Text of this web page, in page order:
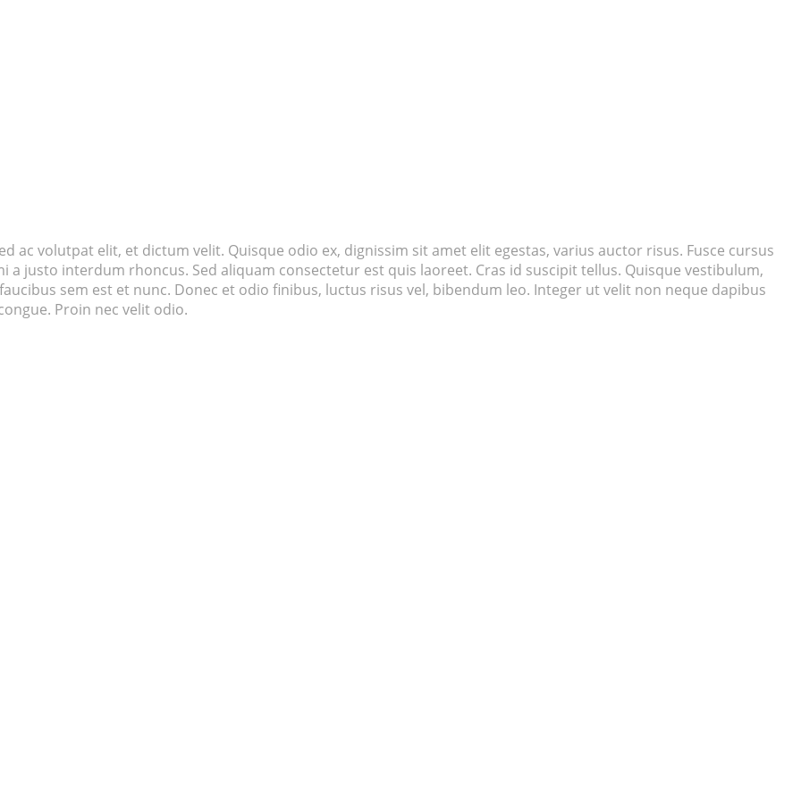
ac volutpat elit, et dictum velit. Quisque odio ex, dignissim sit amet elit egestas, varius auctor risus. Fusce cursus
justo interdum rhoncus. Sed aliquam consectetur est quis laoreet. Cras id suscipit tellus. Quisque vestibulum,
sem est et nunc. Donec et odio finibus, luctus risus vel, bibendum leo. Integer ut velit non neque dapibus
Proin nec velit odio.